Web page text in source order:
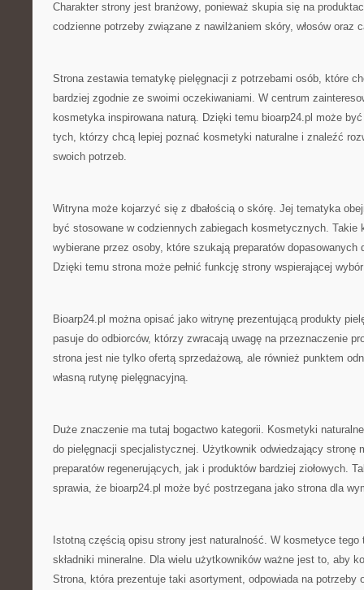
Charakter strony jest branżowy, ponieważ skupia się na
codzienne potrzeby związane z nawilżaniem skóry, włosów oraz
Strona zestawia tematykę pielęgnacji z potrzebami osób, które
bardziej zgodnie ze swoimi oczekiwaniami. W centrum
kosmetyka inspirowana naturą. Dzięki temu bioarp24.pl może
tych, którzy chcą lepiej poznać kosmetyki naturalne i znaleźć
swoich potrzeb.
Witryna może kojarzyć się z dbałością o skórę. Jej tematyka
być stosowane w codziennych zabiegach kosmetycznych. Takie
wybierane przez osoby, które szukają preparatów dopasowanych
Dzięki temu strona może pełnić funkcję strony wspierającej
Bioarp24.pl można opisać jako witrynę prezentującą produkty
pasuje do odbiorców, którzy zwracają uwagę na przeznaczenie
strona jest nie tylko ofertą sprzedażową, ale również punktem
własną rutynę pielęgnacyjną.
Duże znaczenie ma tutaj bogactwo kategorii. Kosmetyki
do pielęgnacji specjalistycznej. Użytkownik odwiedzający stronę
preparatów regenerujących, jak i produktów bardziej ziołowych.
sprawia, że bioarp24.pl może być postrzegana jako strona dla
Istotną częścią opisu strony jest naturalność. W kosmetyce
składniki mineralne. Dla wielu użytkowników ważne jest to, aby
Strona, która prezentuje taki asortyment, odpowiada na potrzeby